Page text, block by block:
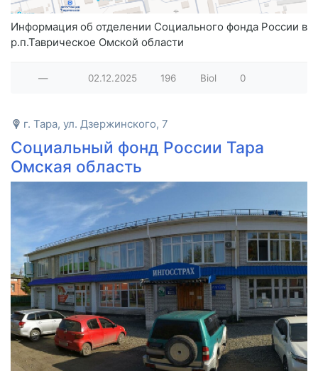
Информация об отделении Социального фонда России в
р.п.Таврическое Омской области
— 02.12.2025 196 Biol 0
г. Тара, ул. Дзержинского, 7
Социальный фонд России Тара
Омская область